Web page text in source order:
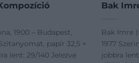
1900 – Budapest,
papír 32,5 ×
lent: 29/140 Jelezve
Bak
Bak Imre
1977
jobbra